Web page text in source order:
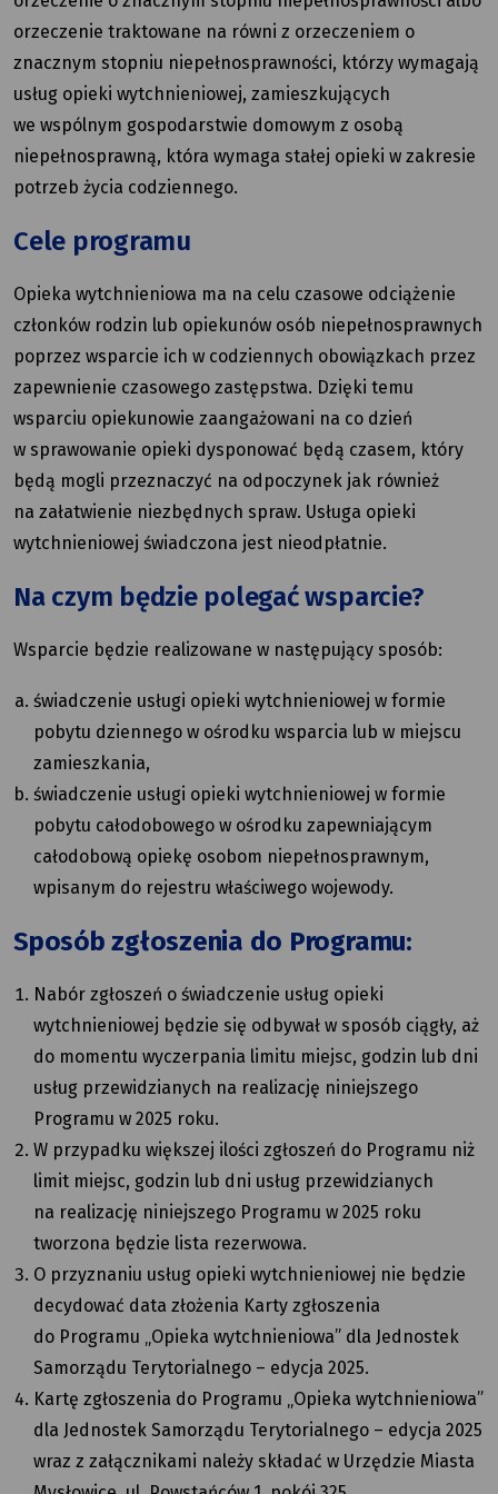
orzeczenie traktowane na równi z orzeczeniem o
znacznym stopniu niepełnosprawności, którzy wymagają
usług opieki wytchnieniowej, zamieszkujących
we wspólnym gospodarstwie domowym z osobą
niepełnosprawną, która wymaga stałej opieki w zakresie
potrzeb życia codziennego.
Cele programu
Opieka wytchnieniowa ma na celu czasowe odciążenie
członków rodzin lub opiekunów osób niepełnosprawnych
poprzez wsparcie ich w codziennych obowiązkach przez
zapewnienie czasowego zastępstwa. Dzięki temu
wsparciu opiekunowie zaangażowani na co dzień
w sprawowanie opieki dysponować będą czasem, który
będą mogli przeznaczyć na odpoczynek jak również
na załatwienie niezbędnych spraw. Usługa opieki
wytchnieniowej świadczona jest nieodpłatnie.
Na czym będzie polegać wsparcie?
Wsparcie będzie realizowane w następujący sposób:
świadczenie usługi opieki wytchnieniowej w formie
pobytu dziennego w ośrodku wsparcia lub w miejscu
zamieszkania,
świadczenie usługi opieki wytchnieniowej w formie
pobytu całodobowego w ośrodku zapewniającym
całodobową opiekę osobom niepełnosprawnym,
wpisanym do rejestru właściwego wojewody.
Sposób zgłoszenia do Programu:
Nabór zgłoszeń o świadczenie usług opieki
wytchnieniowej będzie się odbywał w sposób ciągły, aż
do momentu wyczerpania limitu miejsc, godzin lub dni
usług przewidzianych na realizację niniejszego
Programu w 2025 roku.
W przypadku większej ilości zgłoszeń do Programu niż
limit miejsc, godzin lub dni usług przewidzianych
na realizację niniejszego Programu w 2025 roku
tworzona będzie lista rezerwowa.
O przyznaniu usług opieki wytchnieniowej nie będzie
decydować data złożenia Karty zgłoszenia
do Programu „Opieka wytchnieniowa” dla Jednostek
Samorządu Terytorialnego – edycja 2025.
Kartę zgłoszenia do Programu „Opieka wytchnieniowa”
dla Jednostek Samorządu Terytorialnego – edycja 2025
wraz z załącznikami należy składać w Urzędzie Miasta